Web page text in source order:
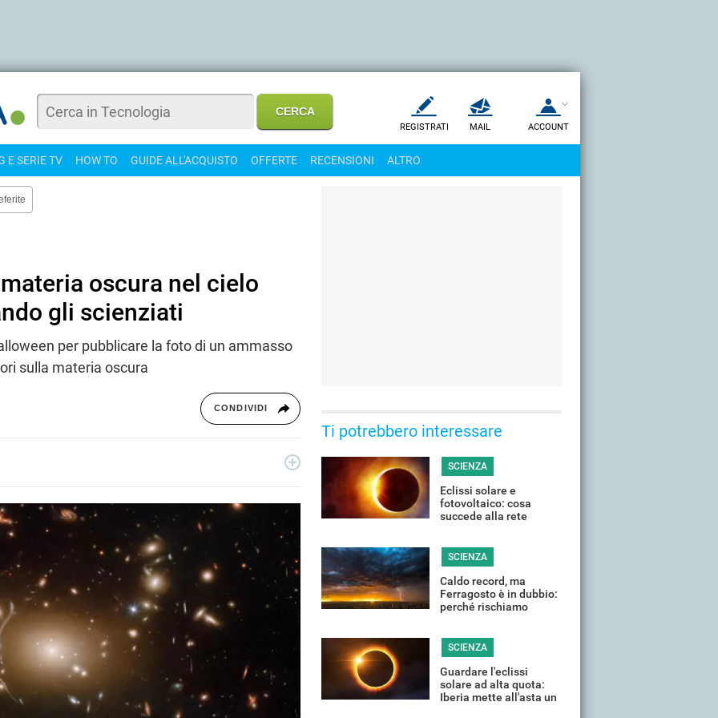
REGISTRATI MAIL ACCOUNT
E SERIE TV HOW TO GUIDE ALL'ACQUISTO OFFERTE RECENSIONI ALTRO
oscura nel cielo
gli scienziati
per pubblicare la foto di un ammasso
sulla materia oscura
CONDIVIDI
articoli sul mondo Android e Apple, app e social,
domotica e gadget.
Ti potrebbero interessare
SCIENZA
Eclissi solare e
fotovoltaico: cosa
succede alla rete
SCIENZA
Caldo record, ma
Ferragosto è in dubbio:
perché rischiamo
SCIENZA
Guardare l'eclissi
solare ad alta quota:
Iberia mette all'asta un